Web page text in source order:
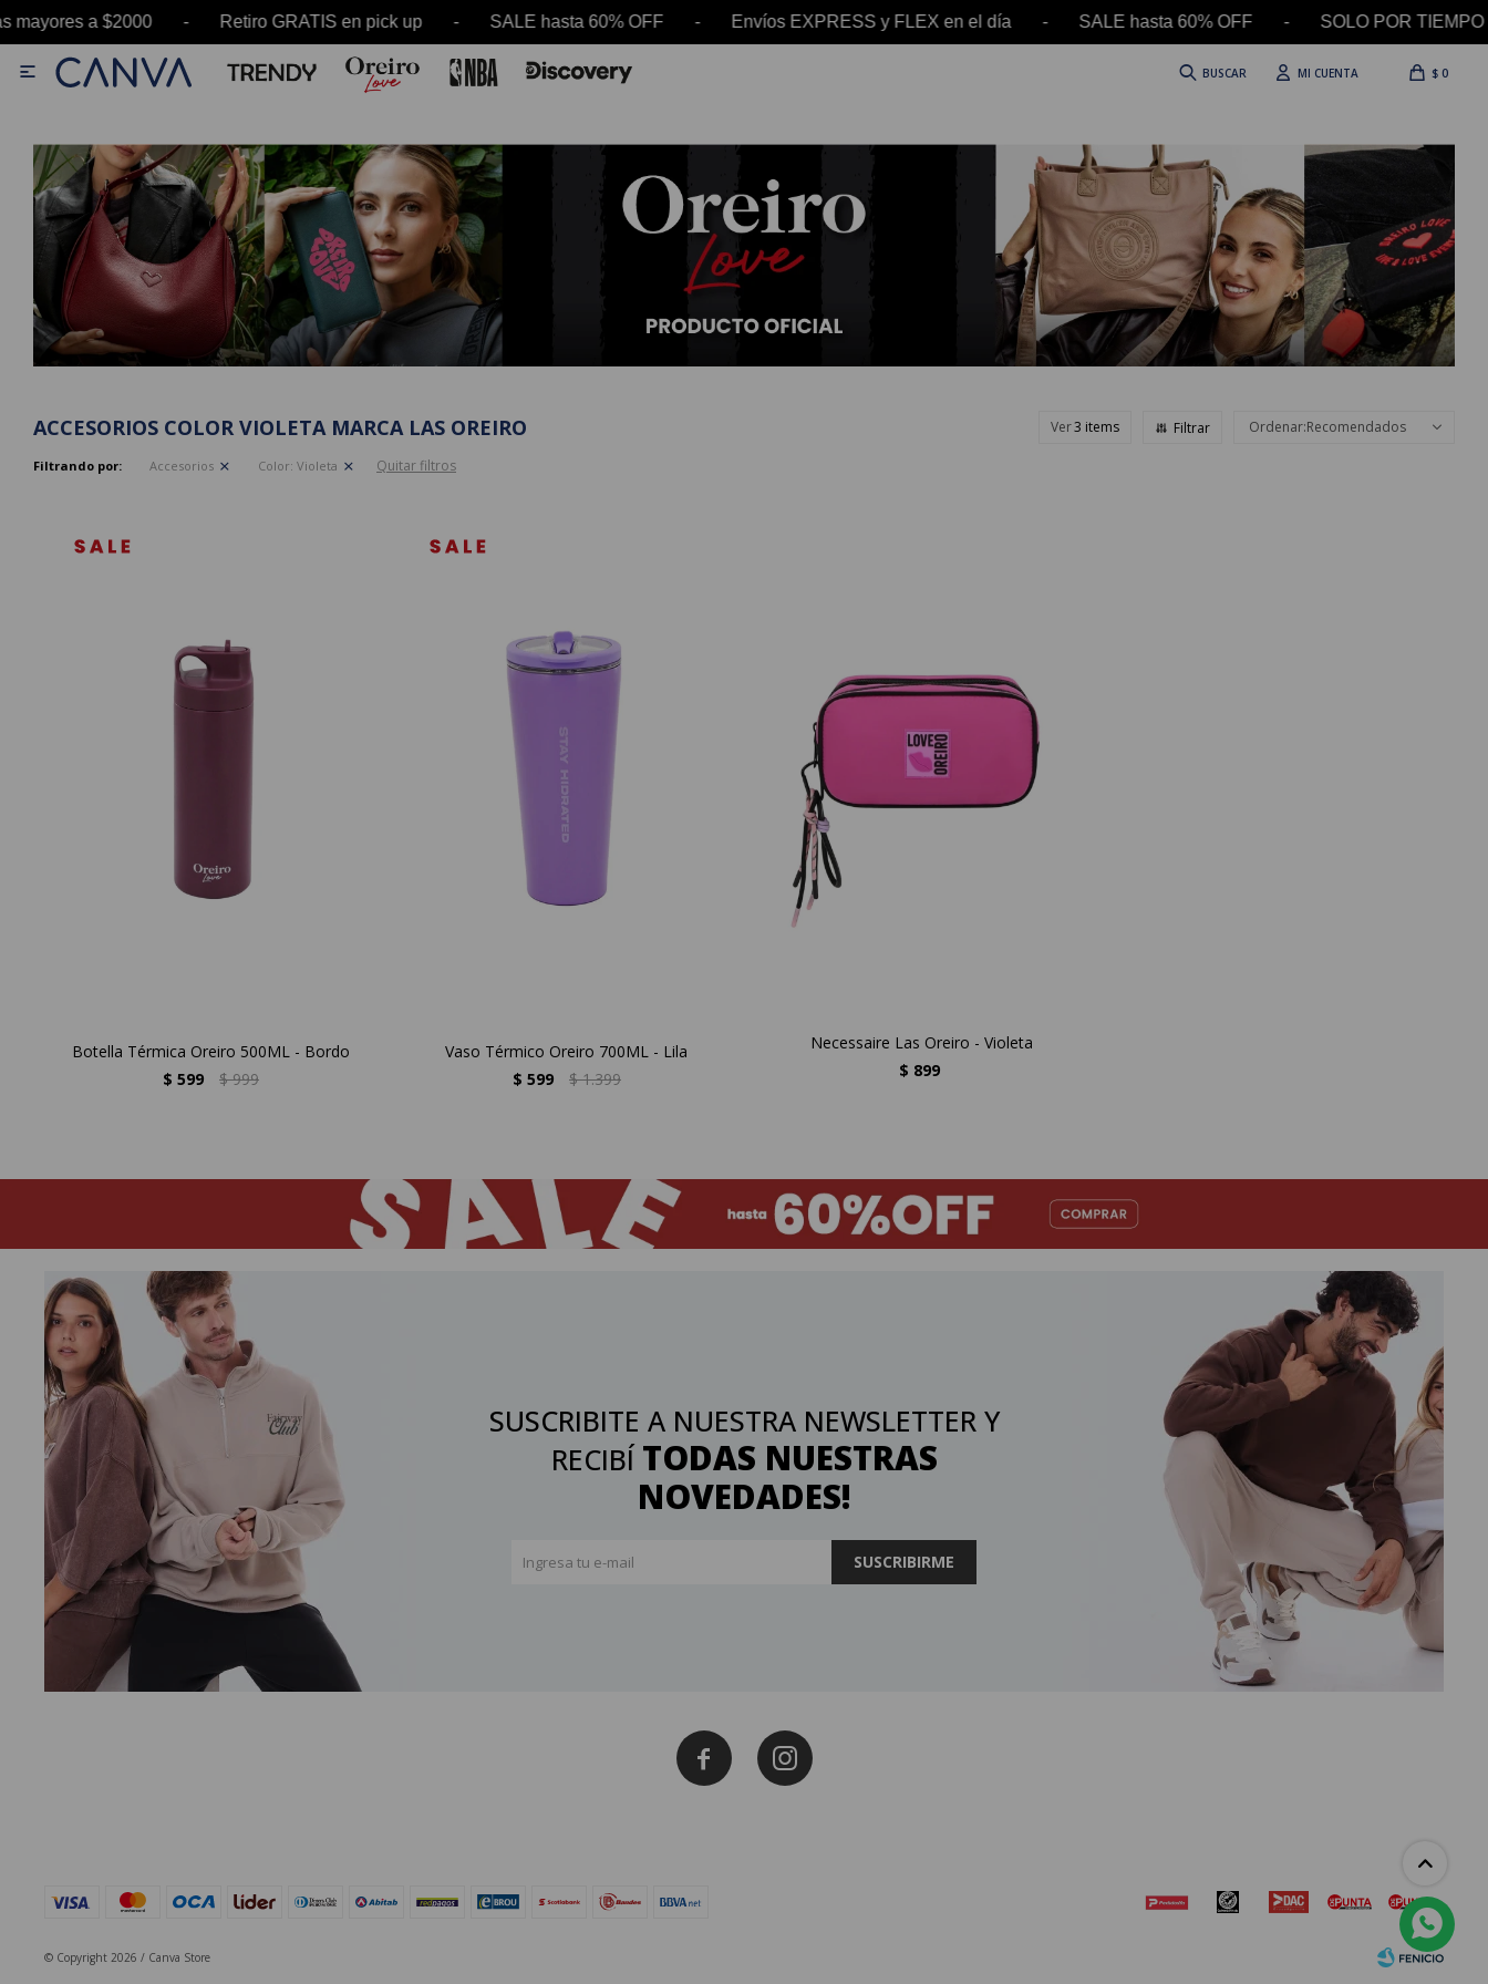
mayores a $2000 - Retiro GRATIS en pick up - SALE hasta 60% OFF - Envíos EXPRESS y FLEX en el día - SALE hasta 60% OFF - SOLO POR TIEMPO
$ 0

ACCESORIOS COLOR VIOLETA MARCA LAS OREIRO Ver Recomendados
Filtrando por: Accesorios Color: Violeta Quitar filtros
Botella Térmica Oreiro 500ML - Bordo
$ 599 $ 999
Vaso Térmico Oreiro 700ML - Lila
$ 599 $ 1.399
Necessaire Las Oreiro - Violeta
$ 899
SUSCRIBITE A NUESTRA NEWSLETTER Y
RECIBÍ TODAS NUESTRAS
NOVEDADES!
SUSCRIBIRME
 
© Copyright 2026 / Canva Store